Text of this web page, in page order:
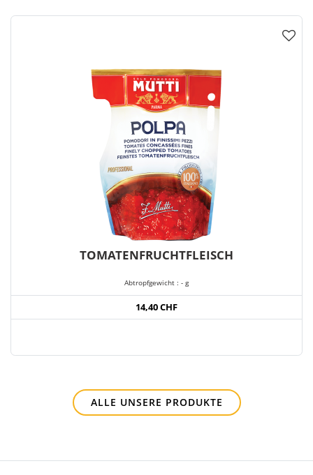
TOMATENFRUCHTFLEISCH
Abtropfgewicht : - g
14,40 CHF
ALLE UNSERE PRODUKTE